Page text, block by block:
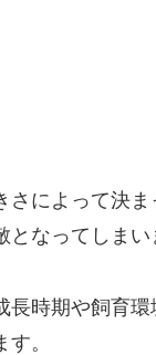
によって決
なってしまい
時期や飼育環
。